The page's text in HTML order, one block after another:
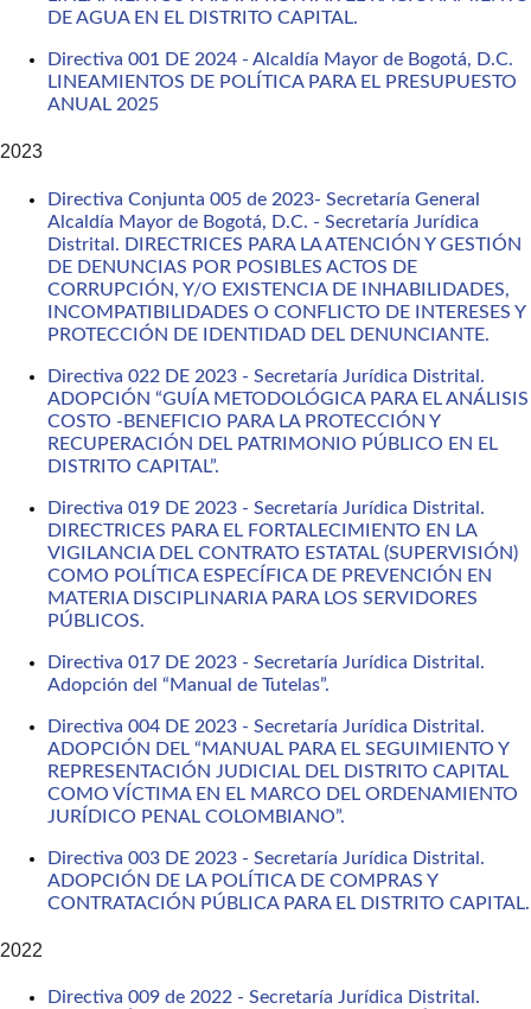
DE AGUA EN EL DISTRITO CAPITAL.
Directiva 001 DE 2024 - Alcaldía Mayor de Bogotá, D.C.
LINEAMIENTOS DE POLÍTICA PARA EL PRESUPUESTO
ANUAL 2025
2023
Directiva Conjunta 005 de 2023- Secretaría General
Alcaldía Mayor de Bogotá, D.C. - Secretaría Jurídica
Distrital. DIRECTRICES PARA LA ATENCIÓN Y GESTIÓN
DE DENUNCIAS POR POSIBLES ACTOS DE
CORRUPCIÓN, Y/O EXISTENCIA DE INHABILIDADES,
INCOMPATIBILIDADES O CONFLICTO DE INTERESES Y
PROTECCIÓN DE IDENTIDAD DEL DENUNCIANTE.
Directiva 022 DE 2023 - Secretaría Jurídica Distrital.
ADOPCIÓN “GUÍA METODOLÓGICA PARA EL ANÁLISIS
COSTO -BENEFICIO PARA LA PROTECCIÓN Y
RECUPERACIÓN DEL PATRIMONIO PÚBLICO EN EL
DISTRITO CAPITAL”.
Directiva 019 DE 2023 - Secretaría Jurídica Distrital.
DIRECTRICES PARA EL FORTALECIMIENTO EN LA
VIGILANCIA DEL CONTRATO ESTATAL (SUPERVISIÓN)
COMO POLÍTICA ESPECÍFICA DE PREVENCIÓN EN
MATERIA DISCIPLINARIA PARA LOS SERVIDORES
PÚBLICOS.
Directiva 017 DE 2023 - Secretaría Jurídica Distrital.
Adopción del “Manual de Tutelas”.
Directiva 004 DE 2023 - Secretaría Jurídica Distrital.
ADOPCIÓN DEL “MANUAL PARA EL SEGUIMIENTO Y
REPRESENTACIÓN JUDICIAL DEL DISTRITO CAPITAL
COMO VÍCTIMA EN EL MARCO DEL ORDENAMIENTO
JURÍDICO PENAL COLOMBIANO”.
Directiva 003 DE 2023 - Secretaría Jurídica Distrital.
ADOPCIÓN DE LA POLÍTICA DE COMPRAS Y
CONTRATACIÓN PÚBLICA PARA EL DISTRITO CAPITAL.
2022
Directiva 009 de 2022 - Secretaría Jurídica Distrital.